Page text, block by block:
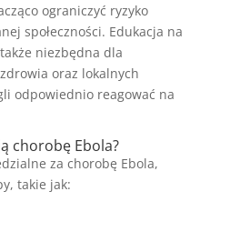
ograniczyć ryzyko
społeczności. Edukacja na
niezbędna dla
oraz lokalnych
odpowiednio reagować na
chorobę Ebola?
za chorobę Ebola,
takie jak: